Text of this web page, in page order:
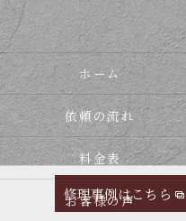
修理事例はこちら
ホーム
依頼の流れ
料金表
お客様の声